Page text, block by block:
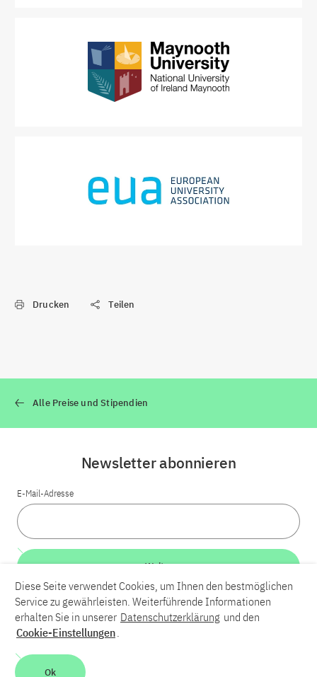
Drucken Teilen
Alle Preise und Stipendien
LinkedInBlueskyYouTube
Kontakt
Barrierefreiheit
Newsletter abonnieren
E-Mail-Adresse
Weiter
Diese Seite verwendet Cookies, um Ihnen den bestmöglichen
Service zu gewährleisten. Weiterführende Informationen
erhalten Sie in unserer Datenschutzerklärung und den
Cookie-Einstellungen.
Ok